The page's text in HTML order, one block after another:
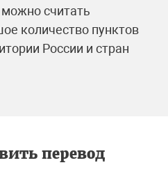
считать
количество пунктов
России и стран
перевод